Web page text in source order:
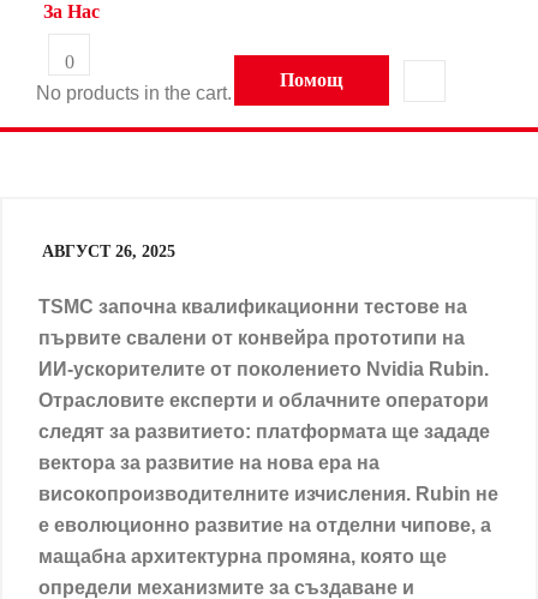
За Нас
0
No products in the cart.
Помощ
АВГУСТ 26, 2025
TSMC започна квалификационни тестове на
първите свалени от конвейра прототипи на
ИИ-ускорителите от поколението Nvidia Rubin.
Отрасловите експерти и облачните оператори
следят за развитието: платформата ще зададе
вектора за развитие на нова ера на
високопроизводителните изчисления. Rubin не
е еволюционно развитие на отделни чипове, а
мащабна архитектурна промяна, която ще
определи механизмите за създаване и